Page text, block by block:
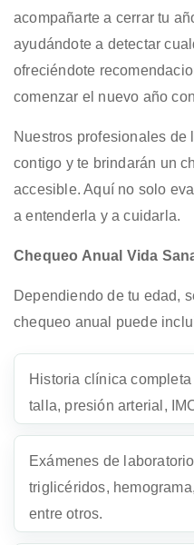
acompañarte a cerrar tu
ayudándote a detectar
ofreciéndote
comenzar el nuevo año
Nuestros profesionales de
contigo y te brindarán un
accesible. Aquí no solo
a entenderla y a cuidarla.
Chequeo Anual Vida
Dependiendo de tu edad,
chequeo anual puede
Historia clínica
talla, presión arterial,
Exámenes de
triglicéridos,
entre otros.